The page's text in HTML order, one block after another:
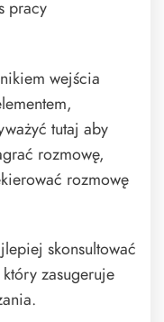
pracy
wejścia
tutaj aby
rozmowę,
rozmowę
skonsultować
zasugeruje